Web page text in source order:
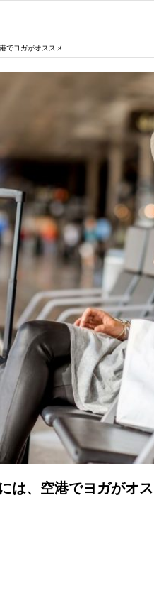
でヨガがオススメ
は、空港でヨガがオ